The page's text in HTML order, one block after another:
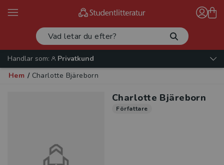
Handlar som:
Privatkund
Hem / Charlotte Bjäreborn
Charlotte Bjäreborn
Författare